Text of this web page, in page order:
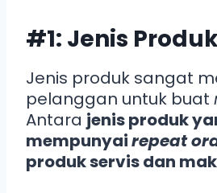
#1: Jenis
Jenis produk sangat
pelanggan untuk buat
Antara jenis produk
mempunyairepeat
produk servis dan